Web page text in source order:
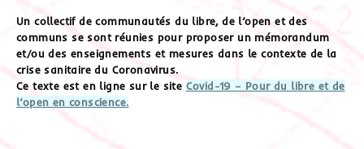
Un collectif de communautés du libre, de l’open et des
communs se sont réunies pour proposer un mémorandum
et/ou des enseignements et mesures dans le contexte de la
crise sanitaire du Coronavirus.
Ce texte est en ligne sur le site Covid-19 – Pour du libre et de
l’open en conscience.